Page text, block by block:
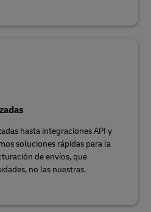
hasta integraciones API y
soluciones rápidas para la
de envíos, que
no las nuestras.